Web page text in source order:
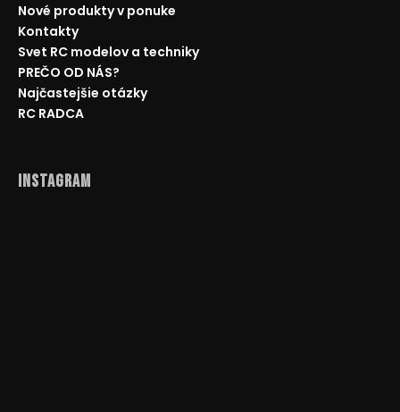
Nové produkty v ponuke
Kontakty
Svet RC modelov a techniky
PREČO OD NÁS?
Najčastejšie otázky
RC RADCA
Instagram